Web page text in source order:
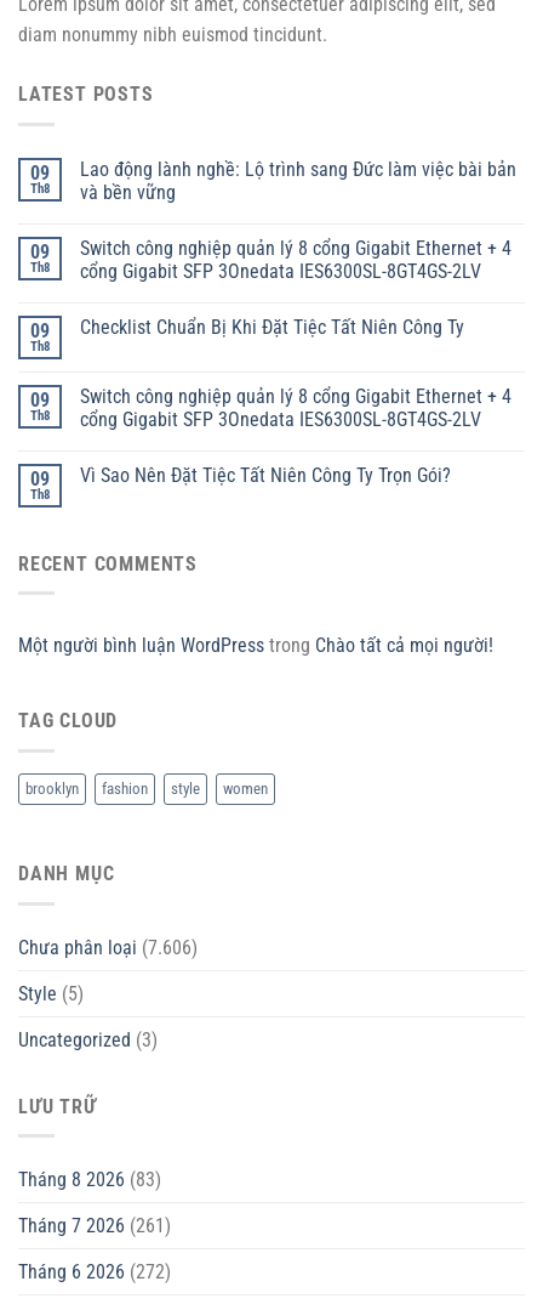
Lorem ipsum dolor sit amet, consectetuer adipiscing elit, sed
diam nonummy nibh euismod tincidunt.
LATEST POSTS
09
Th8
Lao động lành nghề: Lộ trình sang Đức làm việc bài bản
và bền vững
09
Th8
Switch công nghiệp quản lý 8 cổng Gigabit Ethernet + 4
cổng Gigabit SFP 3Onedata IES6300SL-8GT4GS-2LV
09
Th8
Checklist Chuẩn Bị Khi Đặt Tiệc Tất Niên Công Ty
09
Th8
Switch công nghiệp quản lý 8 cổng Gigabit Ethernet + 4
cổng Gigabit SFP 3Onedata IES6300SL-8GT4GS-2LV
09
Th8
Vì Sao Nên Đặt Tiệc Tất Niên Công Ty Trọn Gói?
RECENT COMMENTS
Một người bình luận WordPress trong Chào tất cả mọi người!
TAG CLOUD
brooklyn fashion style women
DANH MỤC
Chưa phân loại (7.606)
Style (5)
Uncategorized (3)
LƯU TRỮ
Tháng 8 2026 (83)
Tháng 7 2026 (261)
Tháng 6 2026 (272)